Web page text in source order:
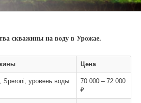
скважины на воду в Урожае.
Цена
Speroni, уровень воды
70 000 – 72 000
₽